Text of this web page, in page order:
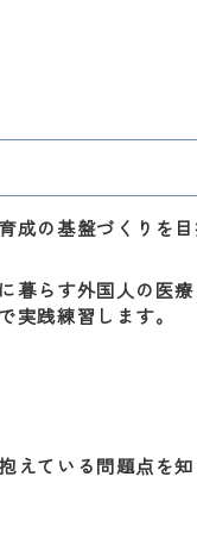
成の基盤づくりを
暮らす外国人の医
践練習します。
えている問題点を知